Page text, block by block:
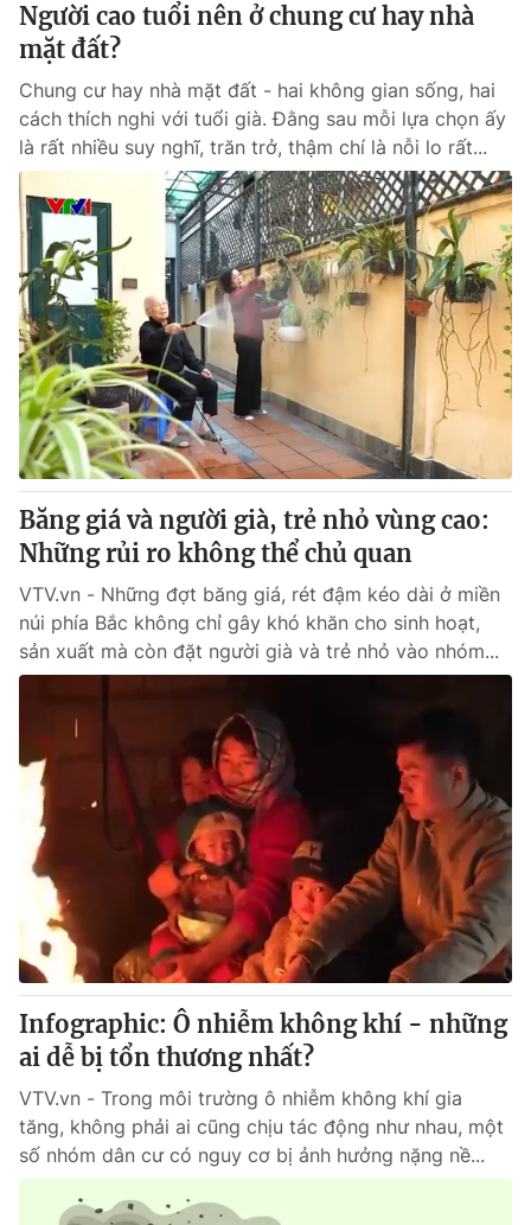
Chuyên mục khác
Emagazine
Photo Infographic
Video Shorts video
VTV Money VTV Thể thao
VTV Sức khoẻ Bất động sản
Thị trường 24h Tấm lòng Việt
VTV4 Vươn mình bằng AI
VTV9 VTV8
Liên hệ tòa soạn English
THỜI BÁO VTV
Theo dõi báo trên
Cơ quan chủ quản:Đài Truyền hình Việt Nam
Cơ quan báo chí: Thời báo VTV
Giấy phép hoạt động báo in và báo điện tử số 483/GP-BTTTT
cấp ngày 29/12/2023
Tổng Biên tập:Vũ Thanh Thủy
Phó Tổng Biên tập: Nguyễn Thị Mỹ Hạnh, Phạm Quốc Thắng,
Nguyễn Trọng Ninh
024.38 355 931 - 024.38 355 932
Ðiện thoại Thời báo VTV:024.66 897 897
Email:toasoan@vtv.vn
Liên hệ quảng cáo:024-7300.7108
Người cao tuổi nên ở chung cư hay nhà
mặt đất?
Chung cư hay nhà mặt đất - hai không gian sống, hai
cách thích nghi với tuổi già. Đằng sau mỗi lựa chọn ấy
là rất nhiều suy nghĩ, trăn trở, thậm chí là nỗi lo rất...
Băng giá và người già, trẻ nhỏ vùng cao:
Những rủi ro không thể chủ quan
VTV.vn - Những đợt băng giá, rét đậm kéo dài ở miền
núi phía Bắc không chỉ gây khó khăn cho sinh hoạt,
sản xuất mà còn đặt người già và trẻ nhỏ vào nhóm...
Infographic: Ô nhiễm không khí - những
ai dễ bị tổn thương nhất?
VTV.vn - Trong môi trường ô nhiễm không khí gia
tăng, không phải ai cũng chịu tác động như nhau, một
số nhóm dân cư có nguy cơ bị ảnh hưởng nặng nề...